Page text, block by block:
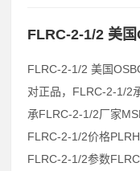
FLRC-2-1/2 美
FLRC-2-1/2 美国
对正品，FLRC-2-1/2
承FLRC-2-1/2厂家
FLRC-2-1/2价格
FLRC-2-1/2参数